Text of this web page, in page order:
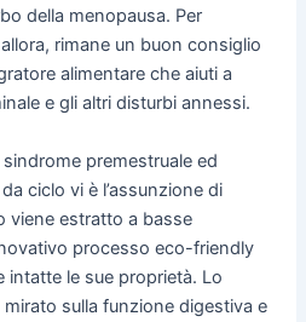
della menopausa. Per
rimane un buon consiglio
alimentare che aiuti a
e gli altri disturbi annessi.
premestruale ed
ciclo vi è l’assunzione di
viene estratto a basse
processo eco-friendly
intatte le sue proprietà. Lo
sulla funzione digestiva e